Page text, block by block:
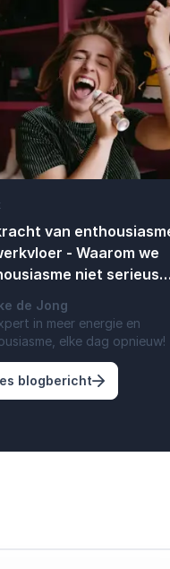
mensen aan
niet genoeg is –
van
- Waarom we
niet serieus
de Jong
in meer energie en
elke dag opnieuw!
blogbericht: De kracht